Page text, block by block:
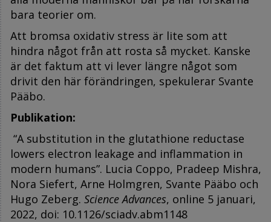
bara teorier om.
Att bromsa oxidativ stress är lite som att
hindra något från att rosta så mycket. Kanske
är det faktum att vi lever längre något som
drivit den här förändringen, spekulerar Svante
Pääbo.
Publikation:
“A substitution in the glutathione reductase
lowers electron leakage and inflammation in
modern humans”. Lucia Coppo, Pradeep Mishra,
Nora Siefert, Arne Holmgren, Svante Pääbo och
Hugo Zeberg. Science Advances, online 5 januari,
2022, doi: 10.1126/sciadv.abm1148